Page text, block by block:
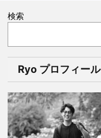
検索
Ryo プロフィール